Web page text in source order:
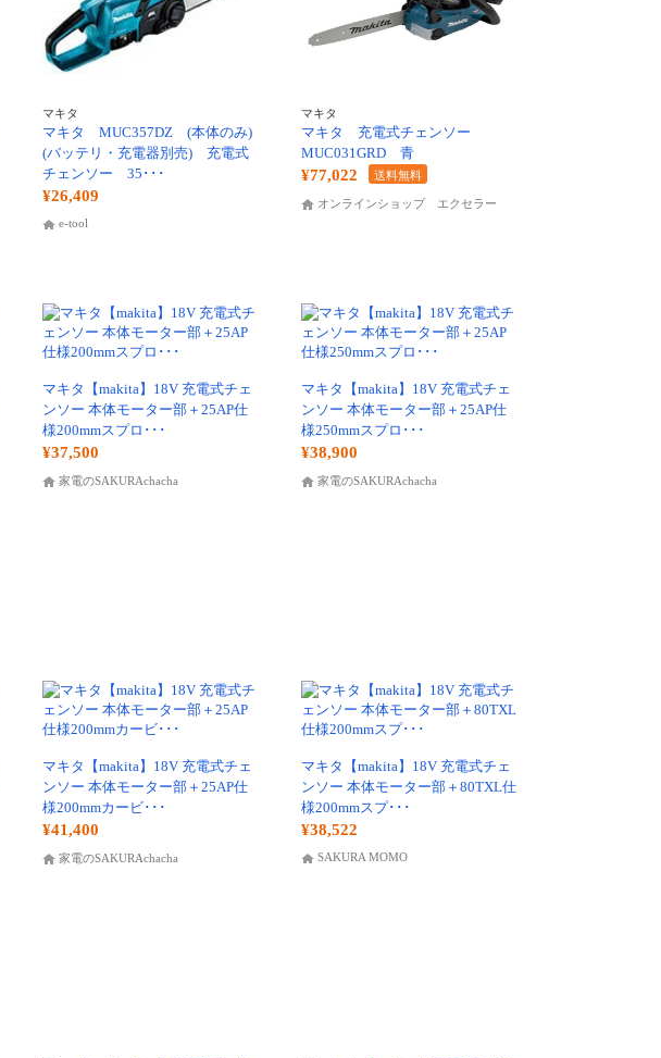
マキタ
マキタ MUC357DZ (本体のみ)
(バッテリ・充電器別売) 充電式
チェンソー 35･･･
¥26,409
e-tool
マキタ
マキタ 充電式チェンソー
MUC031GRD 青
¥77,022 送料無料
オンラインショップ エクセラー
マキタ【makita】18V 充電式チェ
ンソー 本体モーター部＋25AP仕
様200mmスプロ･･･
¥37,500
家電のSAKURAchacha
マキタ【makita】18V 充電式チェ
ンソー 本体モーター部＋25AP仕
様250mmスプロ･･･
¥38,900
家電のSAKURAchacha
マキタ【makita】18V 充電式チェ
ンソー 本体モーター部＋25AP仕
様200mmカービ･･･
¥41,400
家電のSAKURAchacha
マキタ【makita】18V 充電式チェ
ンソー 本体モーター部＋80TXL仕
様200mmスプ･･･
¥38,522
SAKURA MOMO